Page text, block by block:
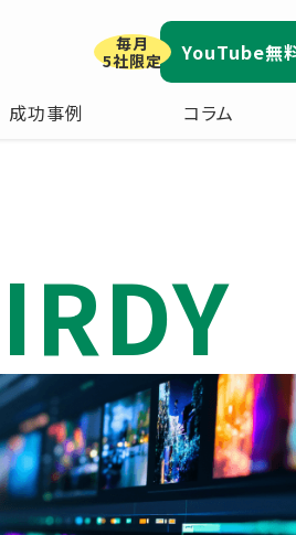
成功事例 コラム
毎月
5社限定
YouTube無